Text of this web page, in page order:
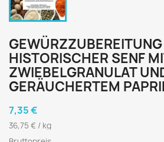
GEWÜRZZUBEREITUNG
HISTORISCHER SENF
ZWIEBELGRANULAT
GERÄUCHERTEM
7,35 €
36,75 € / kg